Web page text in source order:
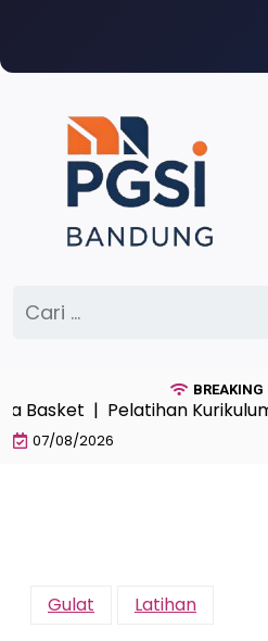
content
untuk:
BREAKING
|Pelatihan Kurikulum
07/08/2026
Gulat Latihan